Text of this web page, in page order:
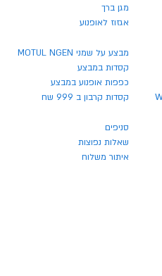
מגן ברך
אגזוז לאופנוע
מבצע על שמני MOTUL NGEN
קסדות במבצע
כפפות אופנוע במבצע
קסדות קרבון ב 999 שח
סניפים
שאלות נפוצות
איתור משלוח